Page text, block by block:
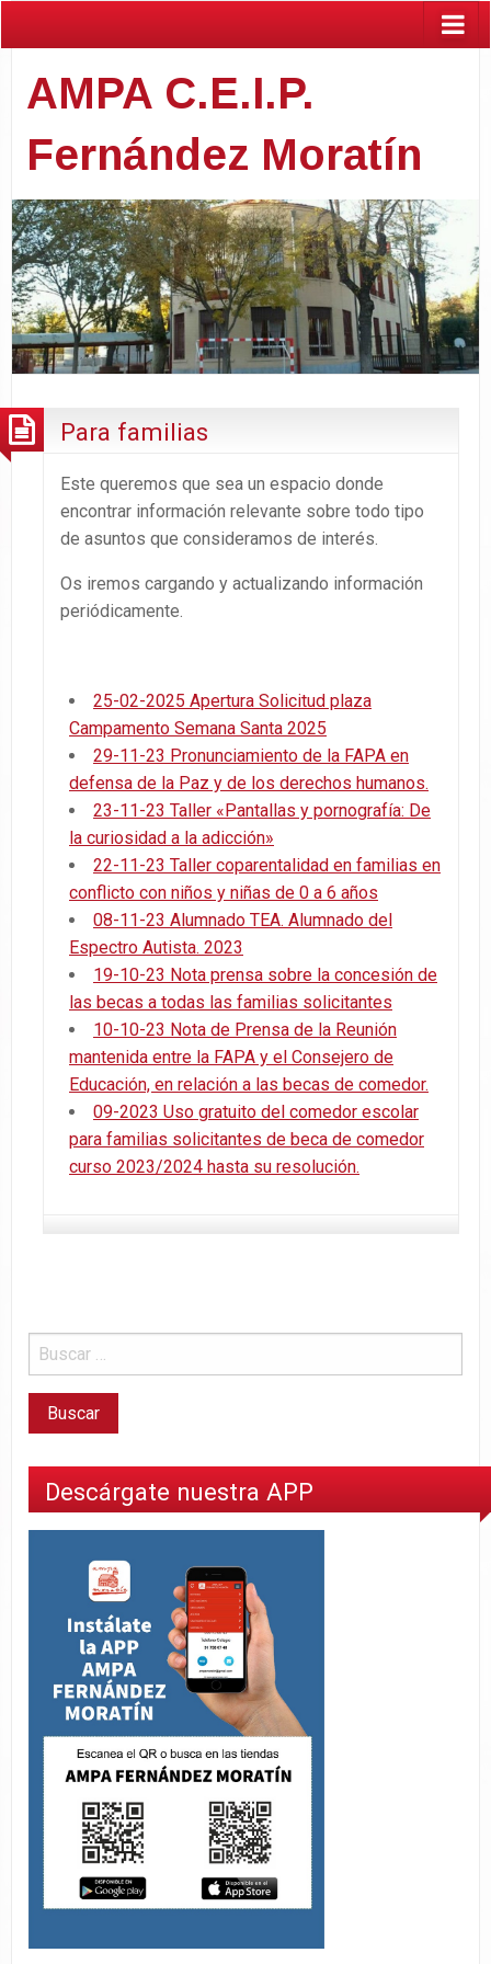
AMPA C.E.I.P.
Fernández Moratín
Para familias
Este queremos que sea un espacio donde
encontrar información relevante sobre todo tipo
de asuntos que consideramos de interés.
Os iremos cargando y actualizando información
periódicamente.
25-02-2025 Apertura Solicitud plaza
Campamento Semana Santa 2025
29-11-23 Pronunciamiento de la FAPA en
defensa de la Paz y de los derechos humanos.
23-11-23 Taller «Pantallas y pornografía: De
la curiosidad a la adicción»
22-11-23 Taller coparentalidad en familias en
conflicto con niños y niñas de 0 a 6 años
08-11-23 Alumnado TEA. Alumnado del
Espectro Autista. 2023
19-10-23 Nota prensa sobre la concesión de
las becas a todas las familias solicitantes
10-10-23 Nota de Prensa de la Reunión
mantenida entre la FAPA y el Consejero de
Educación, en relación a las becas de comedor.
09-2023 Uso gratuito del comedor escolar
para familias solicitantes de beca de comedor
curso 2023/2024 hasta su resolución.
Descárgate nuestra APP